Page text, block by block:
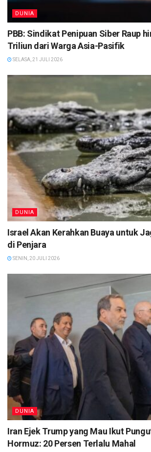
DUNIA
PBB: Sindikat Penipuan Siber Raup
Triliun dari Warga Asia-Pasifik
SELASA, 21 JULI 2026
DUNIA
Israel Akan Kerahkan Buaya untuk
di Penjara
SENIN, 20 JULI 2026
DUNIA
Iran Ejek Trump yang Mau Ikut
Hormuz: 20 Persen Terlalu Mahal